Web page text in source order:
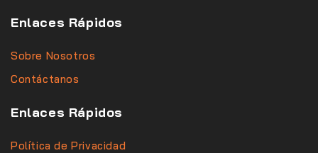
Enlaces Rápidos
Sobre Nosotros
Contáctanos
Enlaces Rápidos
Política de Privacidad